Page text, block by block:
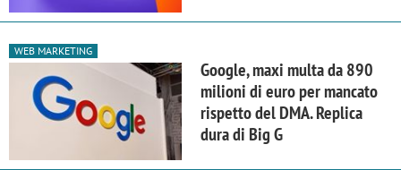
WEB MARKETING
Google, maxi multa da 890
milioni di euro per mancato
rispetto del DMA. Replica
dura di Big G